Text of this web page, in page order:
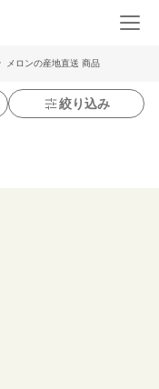
メロンの産地直送 商品
絞り込み